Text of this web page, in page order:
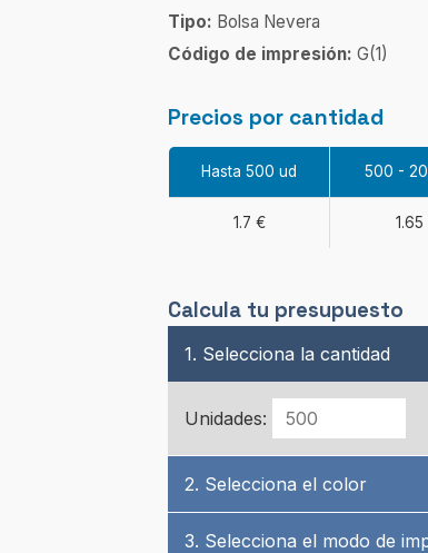
Tipo: Bolsa Nevera
Código de impresión: G(1)
Precios por cantidad
Hasta 500 ud 500 -
1.7 €
Calcula tu presupuesto
1. Selecciona la cantidad
Unidades:
2. Selecciona el color
3. Selecciona el modo de